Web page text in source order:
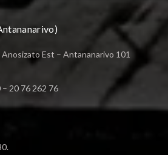
Est – Antananarivo 101
– 20 76 262 76